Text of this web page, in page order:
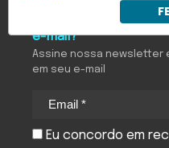
Quer receber
e-mail?
Assine nossa newsletter
em seu e-mail
Eu concordo em